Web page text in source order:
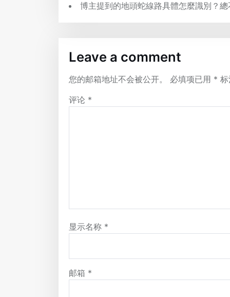
博主提到的地頭蛇線路具體怎麼識別？
Leave a comment
您的邮箱地址不会被公开。 必填项已用 *
评论 *
显示名称 *
邮箱 *